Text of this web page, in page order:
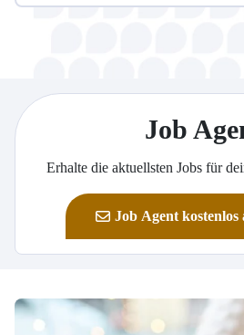
Job
Erhalte die aktuellsten Jobs für
Job Agent kostenlos